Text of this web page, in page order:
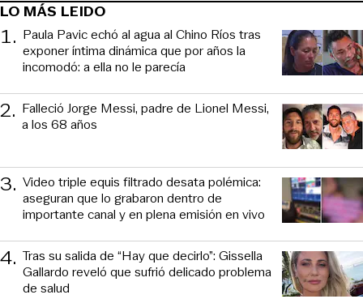
LO MÁS LEIDO
1. Paula Pavic echó al agua al Chino Ríos tras
exponer íntima dinámica que por años la
incomodó: a ella no le parecía
2. Falleció Jorge Messi, padre de Lionel Messi,
a los 68 años
3. Video triple equis filtrado desata polémica:
aseguran que lo grabaron dentro de
importante canal y en plena emisión en vivo
4. Tras su salida de “Hay que decirlo”: Gissella
Gallardo reveló que sufrió delicado problema
de salud